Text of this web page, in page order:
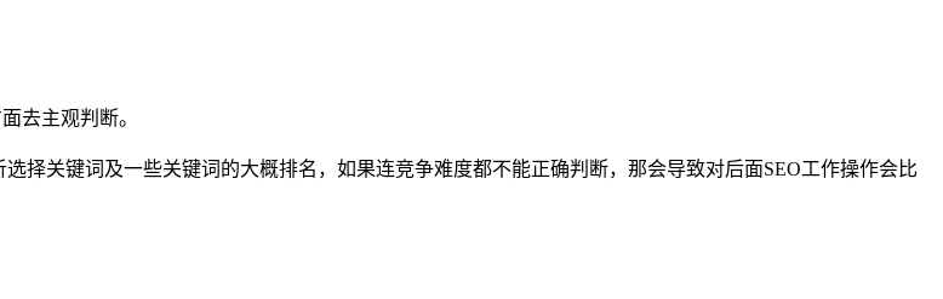
去主观判断。
择关键词及一些关键词的大概排名，如果连竞争难度都不能正确判断，那会导致对后面SEO工作操作会比